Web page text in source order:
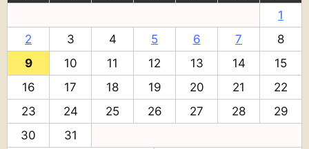
1
2
3 4 5 6 7
8
9
10 11 12 13 14
15
16
17 18 19 20 21
22
23
24 25 26 27 28
29
30
31